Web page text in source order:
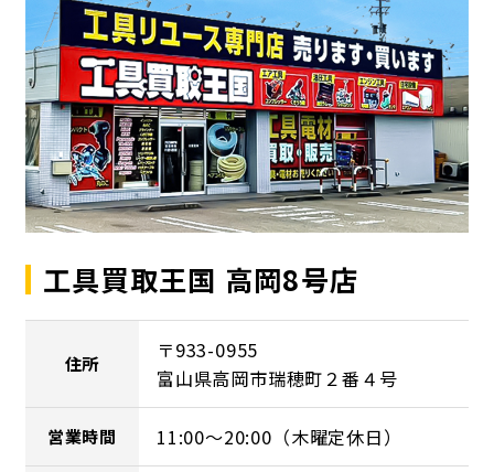
工具買取王国 高岡8号店
住所
〒933-0955
富山県高岡市瑞穂町２番４号
営業時間 11:00～20:00（木曜定休日）